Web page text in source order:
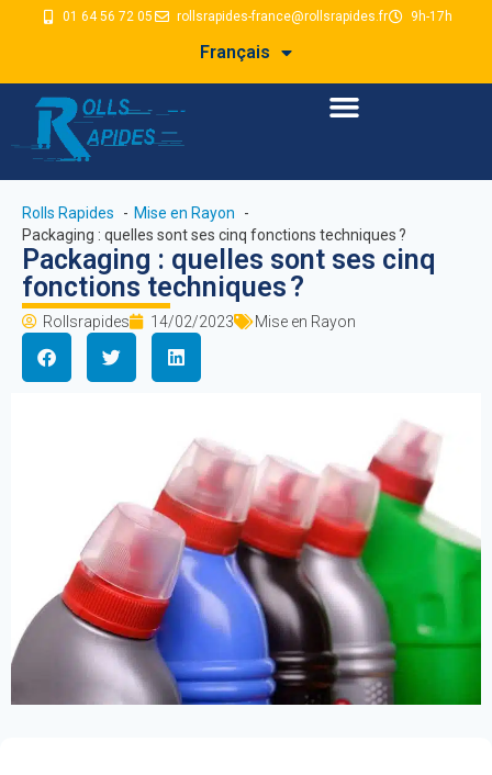
01 64 56 72 05 rollsrapides-france@rollsrapides.fr 9h-17h
Français
Rolls Rapides
Mise en Rayon
Packaging : quelles sont ses cinq fonctions techniques ?
Packaging : quelles sont ses cinq
fonctions techniques ?
Rollsrapides 14/02/2023 Mise en Rayon